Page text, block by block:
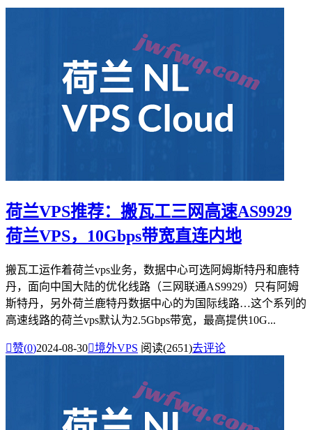
荷兰VPS推荐：搬瓦工三网高速AS9929
荷兰VPS，10Gbps带宽直连内地
搬瓦工运作着荷兰vps业务，数据中心可选阿姆斯特丹和鹿特
丹，面向中国大陆的优化线路（三网联通AS9929）只有阿姆
斯特丹，另外荷兰鹿特丹数据中心的为国际线路…这个系列的
高速线路的荷兰vps默认为2.5Gbps带宽，最高提供10G...
赞(0)2024-08-30境外VPS 阅读(2651)去评论